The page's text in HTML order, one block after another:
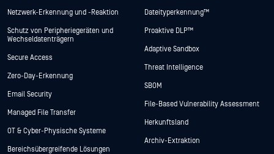
Netzwerk-Erkennung und -Reaktion
Schutz von Peripheriegeräten und
Wechseldatenträgern
Secure Access
Zero-Day-Erkennung
Email Security
Managed File Transfer
OT & Cyber-Physische Systeme
Bereichsübergreifende Lösungen
Dateityperkennung™
Proaktive DLP™
Adaptive Sandbox
Threat Intelligence
SBOM
File-Based Vulnerability Assessment
Herkunftsland
Archiv-Extraktion